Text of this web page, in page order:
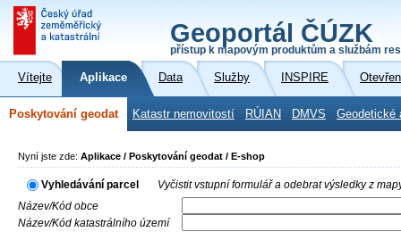
Geoportál ČÚZK
přístup k mapovým produktům a službám
Vítejte Aplikace Data Služby INSPIRE
Poskytování geodat Katastr nemovitostí RÚIAN DMVS Geodetické
Nyní jste zde: Aplikace / Poskytování geodat / E-shop
Vyhledávání parcel
Vyčistit vstupní formulář a odebrat výsledky z
Název/Kód obce
Název/Kód katastrálního území